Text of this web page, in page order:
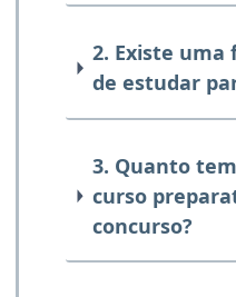
2. Existe uma
de estudar
3. Quanto
curso
concurso?